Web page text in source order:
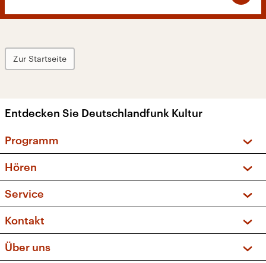
Zur Startseite
Entdecken Sie Deutschlandfunk Kultur
Programm
Sendungen und Podcasts
Musikliste
Kakadu – Das Kinderprogramm
Hören
Frequenzen (UKW + DAB+)
Service
FAQ
Apps
Newsletter
Kontakt
Über uns